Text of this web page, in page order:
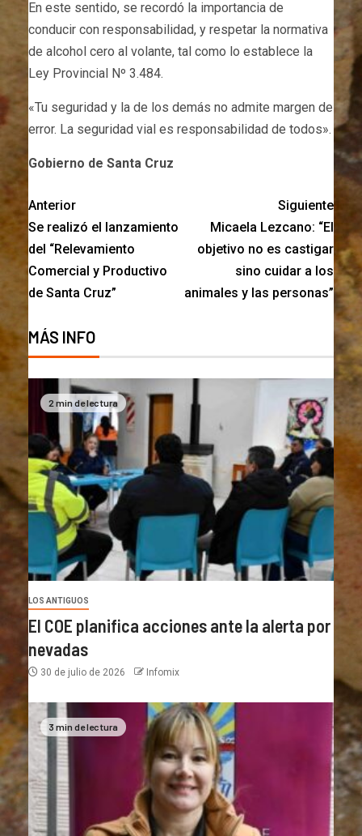
En este sentido, se recordó la importancia de
conducir con responsabilidad, y respetar la normativa
de alcohol cero al volante, tal como lo establece la
Ley Provincial Nº 3.484.
«Tu seguridad y la de los demás no admite margen de
error. La seguridad vial es responsabilidad de todos».
Gobierno de Santa Cruz
Anterior
Se realizó el lanzamiento
del “Relevamiento
Comercial y Productivo
de Santa Cruz”
Siguiente
Micaela Lezcano: “El
objetivo no es castigar
sino cuidar a los
animales y las personas”
MÁS INFO
2 min de lectura
LOS ANTIGUOS
El COE planifica acciones ante la alerta por
nevadas
30 de julio de 2026 Infomix
3 min de lectura